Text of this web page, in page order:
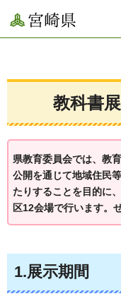
宮崎県
教科書
県教育委員会では、教
公開を通じて地域住民
たりすることを目的に
区12会場で行います。
1.展示期間